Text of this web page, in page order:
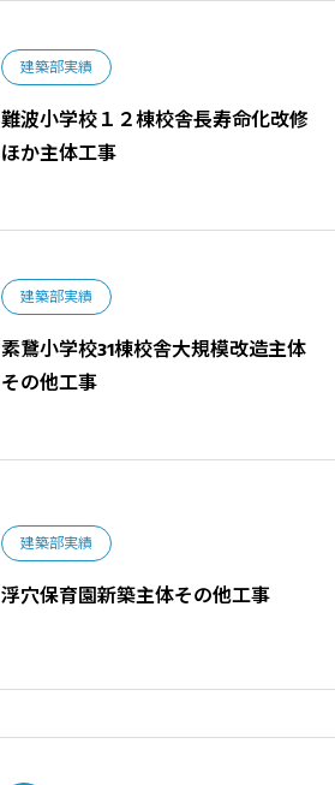
建築部実績
難波小学校１２棟校舎長寿命化改修
ほか主体工事
建築部実績
素鵞小学校31棟校舎大規模改造主体
その他工事
建築部実績
浮穴保育園新築主体その他工事